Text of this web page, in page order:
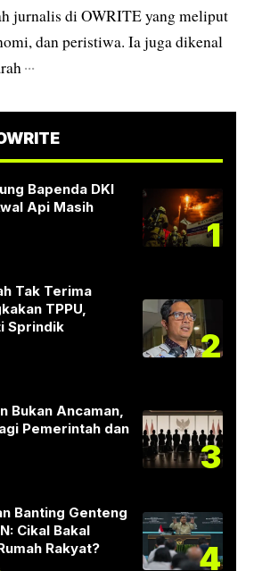
jurnalis di OWRITE yang meliput
dan peristiwa. Ia juga dikenal
···
Bapenda DKI
Api Masih
1
Tak Terima
TPPU,
Sprindik
2
Bukan Ancaman,
Pemerintah dan
3
Banting Genteng
Cikal Bakal
Rakyat?
4